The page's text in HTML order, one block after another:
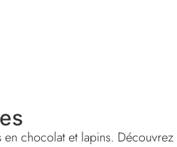
chocolat et lapins.